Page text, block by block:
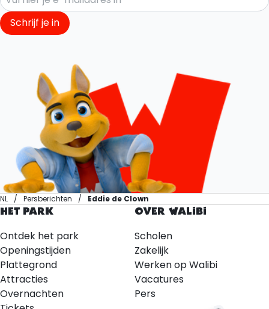
Schrijf je in
NL Persberichten
Eddie de Clown
HET PARK
Ontdek het park
Openingstijden
Plattegrond
Attracties
Overnachten
OVER WALIBI
Scholen
Zakelijk
Werken op Walibi
Vacatures
Pers